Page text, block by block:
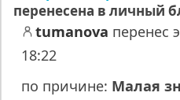
перенесена в личный
tumanova перенес
18:22
по причине: Малая